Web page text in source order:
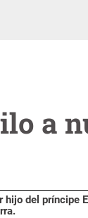
a
del príncipe